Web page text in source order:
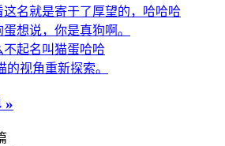
这名就是寄于了厚望的，哈哈哈
蛋想说，你是真狗啊。
不起名叫猫蛋哈哈
的视角重新探索。
»